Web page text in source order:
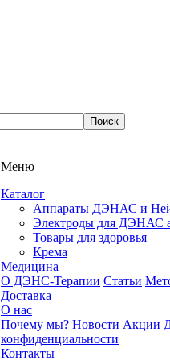
Меню
Каталог
Аппараты ДЭНАС и
Электроды для ДЭНАС
Товары для здоровья
Крема
Медицина
О ДЭНС-Терапии Статьи
Доставка
О нас
Почему мы? Новости Акции
конфиденциальности
Контакты